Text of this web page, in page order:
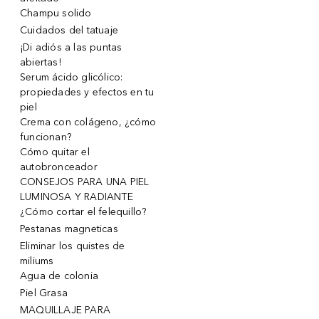
Champu solido
Cuidados del tatuaje
¡Di adiós a las puntas
abiertas!
Serum ácido glicólico:
propiedades y efectos en tu
piel
Crema con colágeno, ¿cómo
funcionan?
Cómo quitar el
autobronceador
CONSEJOS PARA UNA PIEL
LUMINOSA Y RADIANTE
¿Cómo cortar el felequillo?
Pestanas magneticas
Eliminar los quistes de
miliums
Agua de colonia
Piel Grasa
MAQUILLAJE PARA